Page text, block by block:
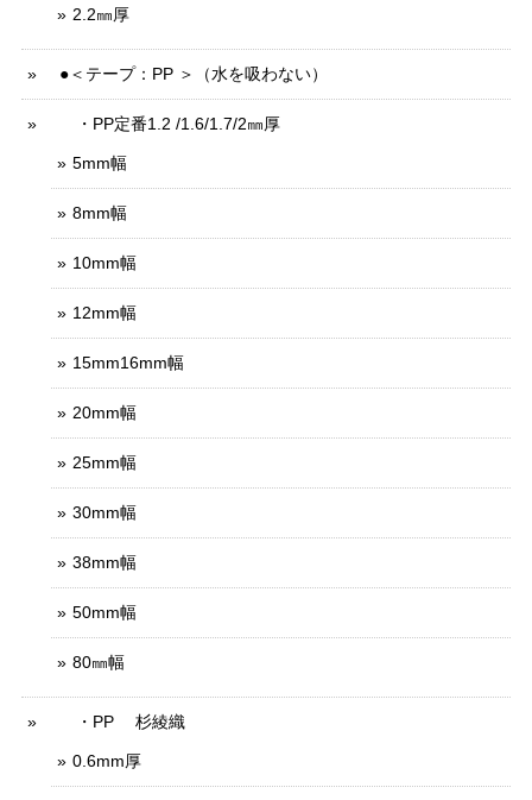
2.2㎜厚
●＜テープ：PP ＞（水を吸わない）
・PP定番1.2 /1.6/1.7/2㎜厚
5mm幅
8mm幅
10mm幅
12mm幅
15mm16mm幅
20mm幅
25mm幅
30mm幅
38mm幅
50mm幅
80㎜幅
・PP 杉綾織
0.6mm厚